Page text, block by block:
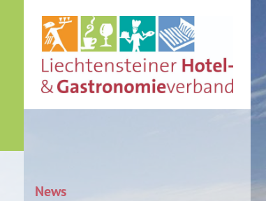
News